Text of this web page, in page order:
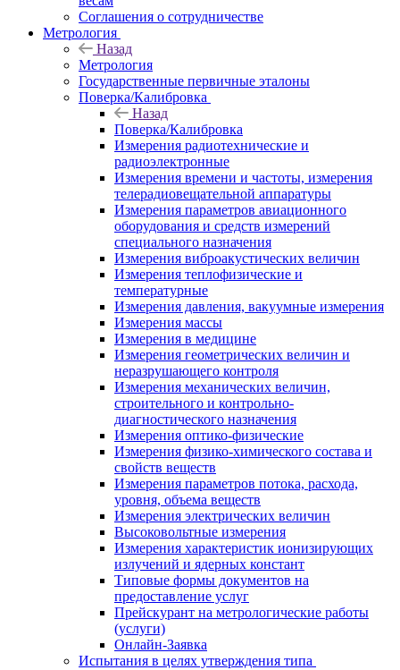
Соглашения о сотрудничестве
Метрология
Назад
Метрология
Государственные первичные эталоны
Поверка/Калибровка
Назад
Поверка/Калибровка
Измерения радиотехнические и
радиоэлектронные
Измерения времени и частоты, измерения
телерадиовещательной аппаратуры
Измерения параметров авиационного
оборудования и средств измерений
специального назначения
Измерения виброакустических величин
Измерения теплофизические и
температурные
Измерения давления, вакуумные измерения
Измерения массы
Измерения в медицине
Измерения геометрических величин и
неразрушающего контроля
Измерения механических величин,
строительного и контрольно-
диагностического назначения
Измерения оптико-физические
Измерения физико-химического состава и
свойств веществ
Измерения параметров потока, расхода,
уровня, объема веществ
Измерения электрических величин
Высоковольтные измерения
Измерения характеристик ионизирующих
излучений и ядерных констант
Типовые формы документов на
предоставление услуг
Прейскурант на метрологические работы
(услуги)
Онлайн-Заявка
Испытания в целях утверждения типа